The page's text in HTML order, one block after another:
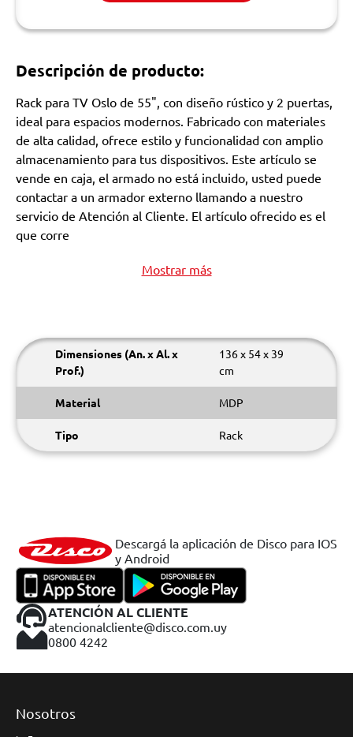
Descripción de producto:
Rack para TV Oslo de 55", con diseño rústico y 2 puertas,
ideal para espacios modernos. Fabricado con materiales
de alta calidad, ofrece estilo y funcionalidad con amplio
almacenamiento para tus dispositivos. Este artículo se
vende en caja, el armado no está incluido, usted puede
contactar a un armador externo llamando a nuestro
servicio de Atención al Cliente. El artículo ofrecido es el
que corre
Mostrar más
Dimensiones (An. x Al. x
Prof.)
136 x 54 x 39
cm
Material MDP
Tipo Rack
Descargá la aplicación de Disco para IOS
y Android
ATENCIÓN AL CLIENTE
atencionalcliente@disco.com.uy
0800 4242
Nosotros